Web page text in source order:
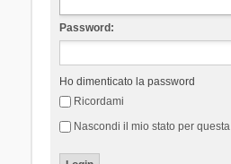
Password:
Ho dimenticato la password
Ricordami
Nascondi il mio stato per